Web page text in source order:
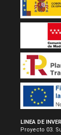
LINEA DE
Proyecto 03.